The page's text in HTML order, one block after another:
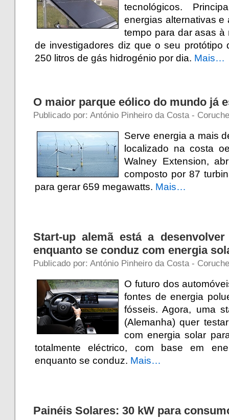
tecnológicos.
energias alternativas e
tempo para dar asas à
de investigadores diz que o seu protótipo
250 litros de gás hidrogénio por dia. Mais…
O maior parque eólico do mundo já
Publicado por: António Pinheiro da Costa -
Serve energia a mais
localizado na costa
Walney Extension,
composto por 87
para gerar 659 megawatts. Mais…
Start-up alemã está a
enquanto se conduz com energia
Publicado por: António Pinheiro da Costa -
O futuro dos
fontes de energia
fósseis. Agora, uma
(Alemanha) quer
com energia solar
totalmente eléctrico, com base em
enquanto se conduz. Mais…
Painéis Solares: 30 kW para